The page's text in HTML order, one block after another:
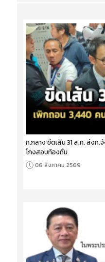
ก.กลาง ขีดเส้น 31 ส.ค. ส่งก.
โกงสอบท้องถิ่น
06 สิงหาคม 2569